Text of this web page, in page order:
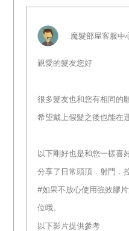
魔髮部屋客服中
親愛的髮友您好
很多髮友也和您有相同的
希望戴上假髮之後也能在
以下剛好也是和您一樣喜
分享了日常頭頂．射門．
#如果不放心使用強效膠
位哦。
以下影片提供參考